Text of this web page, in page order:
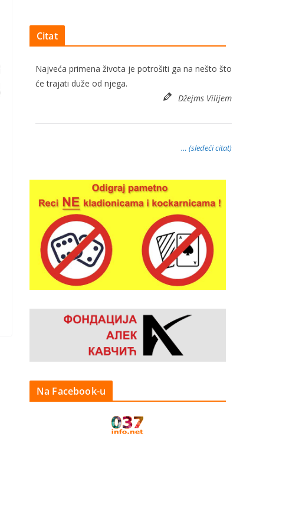
Citat
Najveća primena života je potrošiti ga na nešto što
će trajati duže od njega.
Džejms Vilijem
… (sledeći citat)
Na Facebook-u